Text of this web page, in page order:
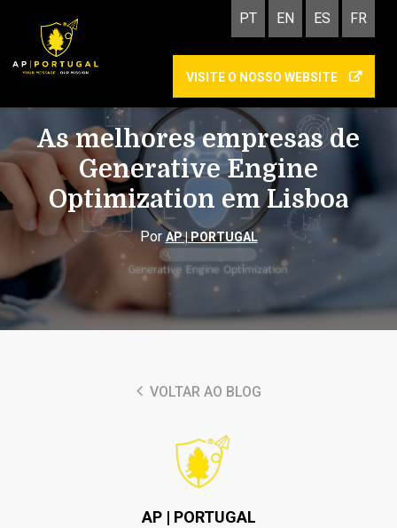
PT EN ES FR
VISITE O NOSSO WEBSITE
As melhores empresas de
Generative Engine
Optimization em Lisboa
Por AP | PORTUGAL
VOLTAR AO BLOG
AP | PORTUGAL